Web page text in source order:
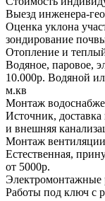
Выезд инженера-
Оценка уклона
зондирование
Отопление и
Водяное, паровое,
10.000р. Водяной
м.кв
Монтаж
Источник,
и внешняя
Монтаж вентиляции
Естественная,
от 5000р.
Электромонтажные
Работы под ключ с